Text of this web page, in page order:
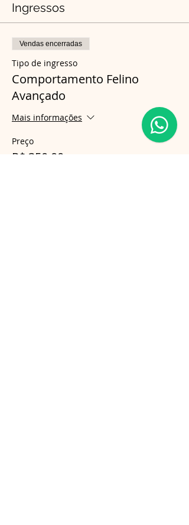
Ingressos
Vendas encerradas
Tipo de ingresso
Comportamento Felino
Avançado
Mais informações
Preço
R$ 350,00